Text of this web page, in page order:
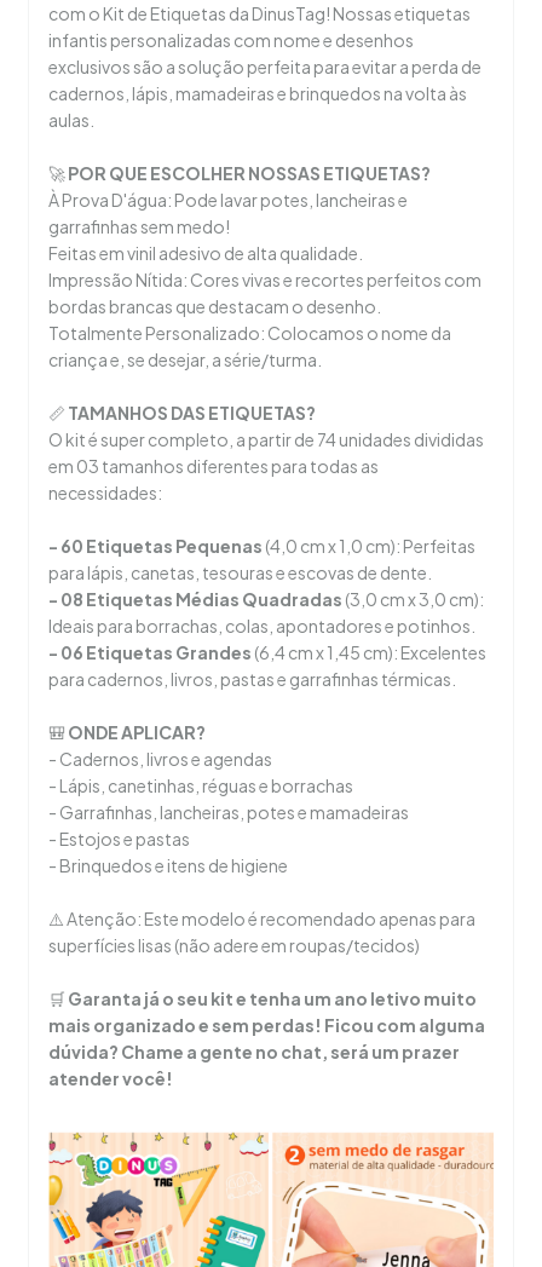
com o Kit de Etiquetas da DinusTag! Nossas etiquetas
infantis personalizadas com nome e desenhos
exclusivos são a solução perfeita para evitar a perda de
cadernos, lápis, mamadeiras e brinquedos na volta às
aulas.
🚀POR QUE ESCOLHER NOSSAS ETIQUETAS?
À Prova D'água: Pode lavar potes, lancheiras e
garrafinhas sem medo!
Feitas em vinil adesivo de alta qualidade.
Impressão Nítida: Cores vivas e recortes perfeitos com
bordas brancas que destacam o desenho.
Totalmente Personalizado: Colocamos o nome da
criança e, se desejar, a série/turma.
📏 TAMANHOS DAS ETIQUETAS?
O kit é super completo, a partir de 74 unidades divididas
em 03 tamanhos diferentes para todas as
necessidades:
- 60 Etiquetas Pequenas (4,0 cm x 1,0 cm): Perfeitas
para lápis, canetas, tesouras e escovas de dente.
- 08 Etiquetas Médias Quadradas (3,0 cm x 3,0 cm):
Ideais para borrachas, colas, apontadores e potinhos.
- 06 Etiquetas Grandes (6,4 cm x 1,45 cm): Excelentes
para cadernos, livros, pastas e garrafinhas térmicas.
🎒 ONDE APLICAR?
- Cadernos, livros e agendas
- Lápis, canetinhas, réguas e borrachas
- Garrafinhas, lancheiras, potes e mamadeiras
- Estojos e pastas
- Brinquedos e itens de higiene
⚠️ Atenção: Este modelo é recomendado apenas para
superfícies lisas (não adere em roupas/tecidos)
🛒 Garanta já o seu kit e tenha um ano letivo muito
mais organizado e sem perdas! Ficou com alguma
dúvida? Chame a gente no chat, será um prazer
atender você!